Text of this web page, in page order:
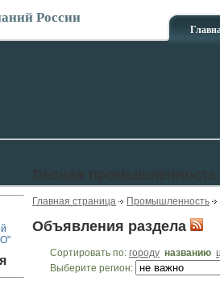
России
Главная страница Промышленность
Объявления раздела
Сортировать по: городу названию
Выберите регион: